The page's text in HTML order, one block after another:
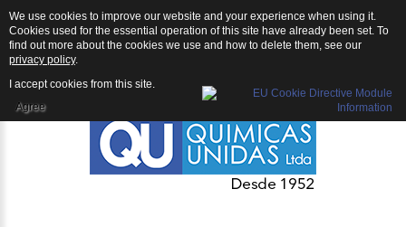
We use cookies to improve our website and your experience when using it.
Cookies used for the essential operation of this site have already been set. To
find out more about the cookies we use and how to delete them, see our
privacy policy.
I accept cookies from this site.
Agree
QU | Productos